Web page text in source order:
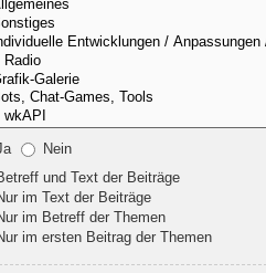
Nein
und Text der Beiträge
im Text der Beiträge
im Betreff der Themen
im ersten Beitrag der Themen